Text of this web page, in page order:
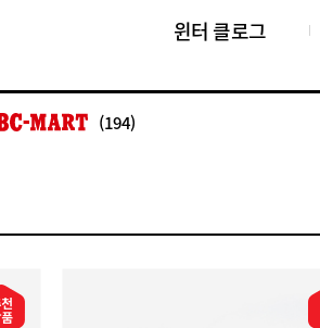
윈터 클로그
(194)